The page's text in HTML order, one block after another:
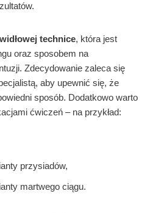
technice, która jest
oraz sposobem na
Zdecydowanie zaleca się
aby upewnić się, że
sposób. Dodatkowo warto
ćwiczeń – na przykład:
przysiadów,
martwego ciągu.